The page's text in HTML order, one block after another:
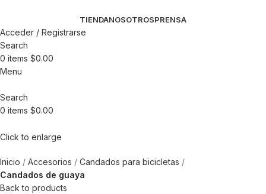
TIENDANOSOTROSPRENSA
Acceder / Registrarse
Search
0 items $0.00
Menu
Search
0 items $0.00
Click to enlarge
Inicio Accesorios
Candados para bicicletas
Candados de guaya
Back to products